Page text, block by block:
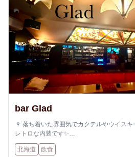
bar Glad
🍷 落ち着いた雰囲気でカクテルやウイスキ
レトロな内装です✨
隠れ家にぴったりです✨
北海道
飲食